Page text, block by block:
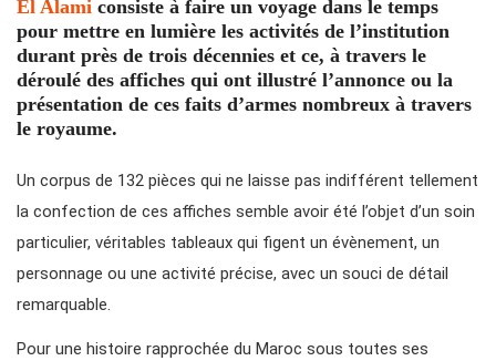
El Alami consiste à faire un voyage dans le temps
pour mettre en lumière les activités de l’institution
durant près de trois décennies et ce, à travers le
déroulé des affiches qui ont illustré l’annonce ou la
présentation de ces faits d’armes nombreux à travers
le royaume.
Un corpus de 132 pièces qui ne laisse pas indifférent tellement
la confection de ces affiches semble avoir été l’objet d’un soin
particulier, véritables tableaux qui figent un évènement, un
personnage ou une activité précise, avec un souci de détail
remarquable.
Pour une histoire rapprochée du Maroc sous toutes ses